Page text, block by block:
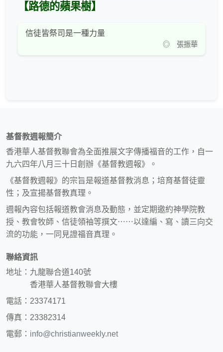
【路德的蘋果樹】
信徒皆祭司是一種力量
◎ 張振華
基督教週報簡介
香港華人基督教聯會為全面推展文字傳播福音的工作，自一
九六四年八月三十日創辦《基督教週報》。
《基督教週報》的宗旨是報道基督教消息；培育基督徒靈
性；及宣揚基督教真理。
週報內容包括報道教會消息及動態，並定期邀約神學院教
授、教會牧師、信徒領袖等撰文⋯⋯以達編、寫、讀三向交
流的功能，一同見證福音真理。
聯絡資訊
地址：九龍聯合道140號
香港華人基督教聯會大樓
電話：23374171
傳真：23382314
電郵： info@christianweekly.net